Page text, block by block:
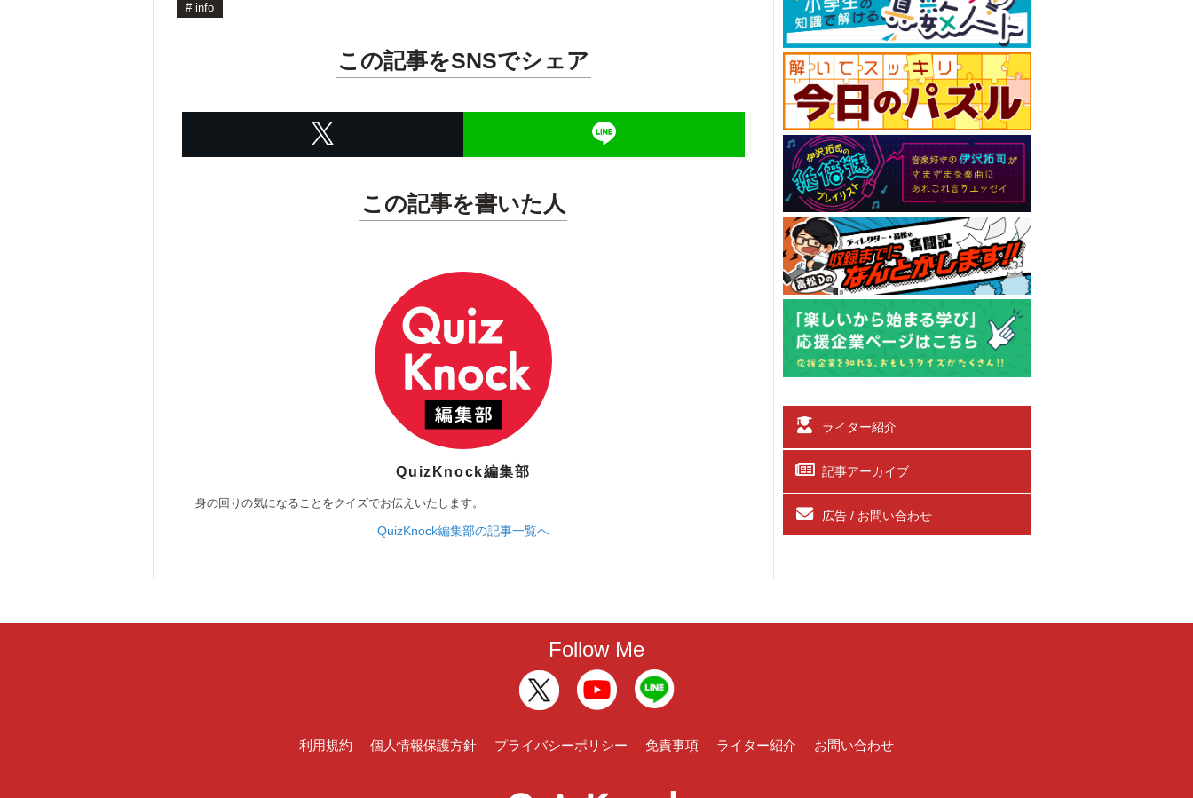
# info
この記事をSNSでシェア
この記事を書いた人
QuizKnock編集部
身の回りの気になることをクイズでお伝えいたします。
QuizKnock編集部の記事一覧へ
ライター紹介
記事アーカイブ
広告 / お問い合わせ
Follow Me
利用規約 個人情報保護方針 プライバシーポリシー 免責事項 ライター紹介 お問い合わせ